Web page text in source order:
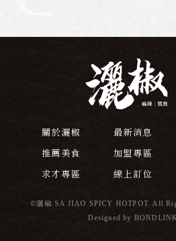
關於灑椒 最新消息
推薦美食
加盟專區
求才專區
線上訂位
©灑椒 SA JIAO SPICY HOTPOT. All
Designed by